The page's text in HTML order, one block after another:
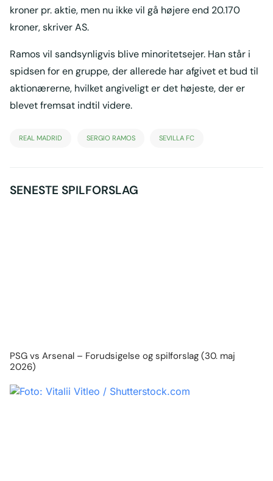
kroner pr. aktie, men nu ikke vil gå højere end 20.170
kroner, skriver AS.
Ramos vil sandsynligvis blive minoritetsejer. Han står i
spidsen for en gruppe, der allerede har afgivet et bud til
aktionærerne, hvilket angiveligt er det højeste, der er
blevet fremsat indtil videre.
REAL MADRID SERGIO RAMOS SEVILLA FC
SENESTE SPILFORSLAG
PSG vs Arsenal – Forudsigelse og spilforslag (30. maj
2026)